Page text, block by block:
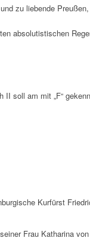
zu liebende
abso­lu­ti­sti­schen
soll am mit „F“
Kurfürst
Frau Katha­rina